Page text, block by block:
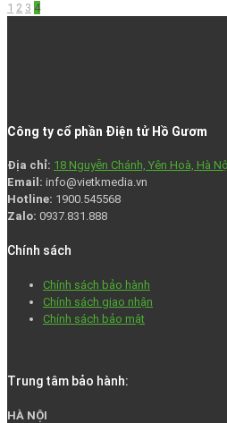
1 2 3 4
Công ty cổ phần Điện tử Hồ Gươm
Địa chỉ: 18 Nguyễn Chánh, Yên Hoà, Hà
Email: info@vietkmedia.vn
Hotline: 1900.545568
Zalo: 0937.831.888
Chính sách
Chính sách bảo hành
Chính sách giao nhận
Chính sách bảo mật
Trung tâm bảo hành:
HÀ NỘI